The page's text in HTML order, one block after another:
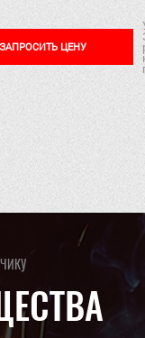
ЗАПРОСИТЬ ЦЕНУ